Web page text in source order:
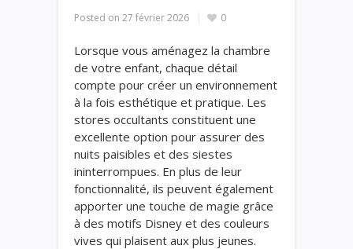
Posted on 27 février 2026 0
Lorsque vous aménagez la chambre
de votre enfant, chaque détail
compte pour créer un environnement
à la fois esthétique et pratique. Les
stores occultants constituent une
excellente option pour assurer des
nuits paisibles et des siestes
ininterrompues. En plus de leur
fonctionnalité, ils peuvent également
apporter une touche de magie grâce
à des motifs Disney et des couleurs
vives qui plaisent aux plus jeunes.